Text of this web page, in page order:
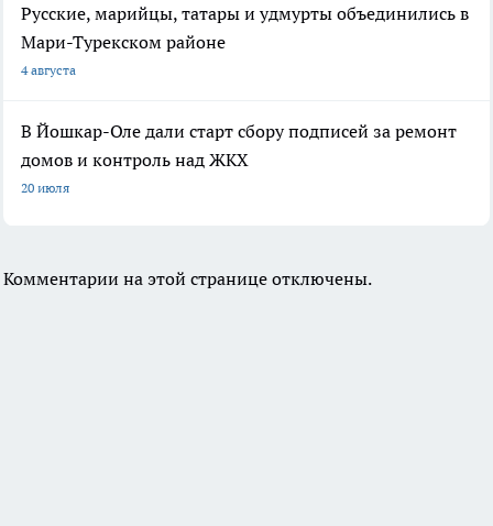
Русские, марийцы, татары и удмурты объединились в
Мари-Турекском районе
4 августа
В Йошкар-Оле дали старт сбору подписей за ремонт
домов и контроль над ЖКХ
20 июля
Комментарии на этой странице отключены.